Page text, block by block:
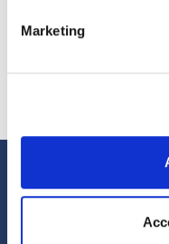
Marketing
Luglio 14, 2026